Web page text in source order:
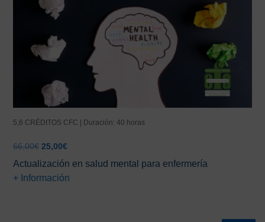
5,6 CRÉDITOS CFC | Duración: 40 horas
66,00€ El
precio
original
era:
25,00€El
actual
es:
Actualización en salud mental para enfermería
+ Información